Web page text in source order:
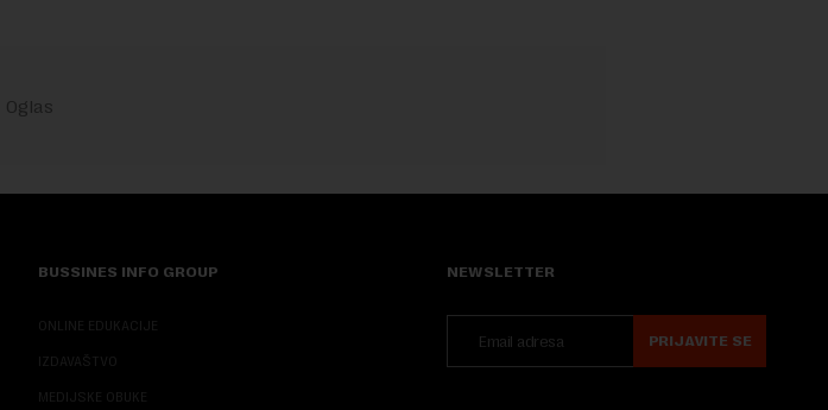
BUSSINES INFO GROUP
ONLINE EDUKACIJE
IZDAVAŠTVO
MEDIJSKE OBUKE
NEWSLETTER
PRIJAVITE SE